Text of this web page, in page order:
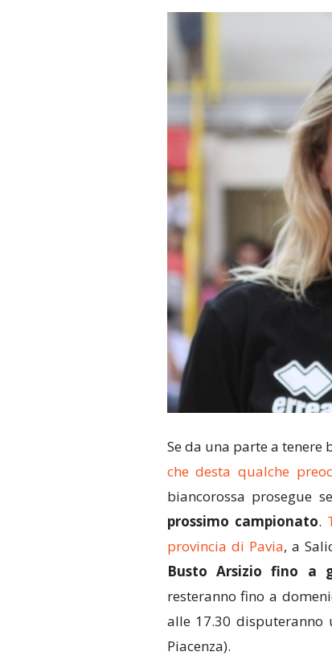
Se da una parte a tenere
che desta qualche
biancorossa prosegue
prossimo campionato.
provincia di Pavia, a
Busto Arsizio fino a
resteranno fino a
alle 17.30 disputeranno
Piacenza).